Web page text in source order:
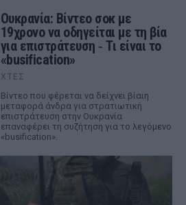
Ουκρανία: Βίντεο σοκ με
19χρονο να οδηγείται με τη βία
για επιστράτευση ‑ Τι είναι το
«busification»
ΧΤΕΣ
Βίντεο που φέρεται να δείχνει βίαιη
μεταφορά άνδρα για στρατιωτική
επιστράτευση στην Ουκρανία
επαναφέρει τη συζήτηση για το λεγόμενο
«busification».